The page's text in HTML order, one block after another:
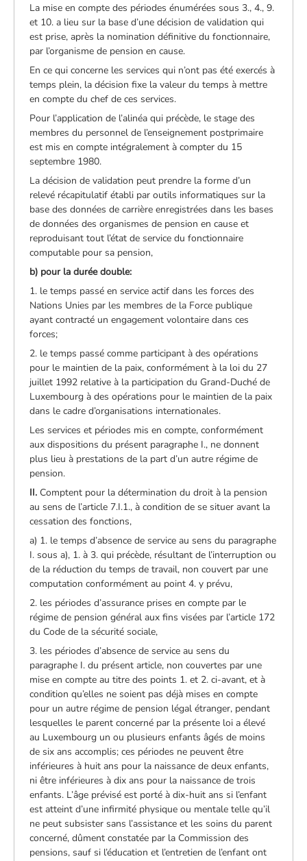
La mise en compte des périodes énumérées sous 3., 4., 9.
et 10. a lieu sur la base d’une décision de validation qui
est prise, après la nomination définitive du fonctionnaire,
par l’organisme de pension en cause.
En ce qui concerne les services qui n’ont pas été exercés à
temps plein, la décision fixe la valeur du temps à mettre
en compte du chef de ces services.
Pour l’application de l’alinéa qui précède, le stage des
membres du personnel de l’enseignement postprimaire
est mis en compte intégralement à compter du 15
septembre 1980.
La décision de validation peut prendre la forme d’un
relevé récapitulatif établi par outils informatiques sur la
base des données de carrière enregistrées dans les bases
de données des organismes de pension en cause et
reproduisant tout l’état de service du fonctionnaire
computable pour sa pension,
b) pour la durée double:
1. le temps passé en service actif dans les forces des
Nations Unies par les membres de la Force publique
ayant contracté un engagement volontaire dans ces
forces;
2. le temps passé comme participant à des opérations
pour le maintien de la paix, conformément à la loi du 27
juillet 1992 relative à la participation du Grand-Duché de
Luxembourg à des opérations pour le maintien de la paix
dans le cadre d’organisations internationales.
Les services et périodes mis en compte, conformément
aux dispositions du présent paragraphe I., ne donnent
plus lieu à prestations de la part d’un autre régime de
pension.
II. Comptent pour la détermination du droit à la pension
au sens de l’article 7.I.1., à condition de se situer avant la
cessation des fonctions,
a) 1. le temps d’absence de service au sens du paragraphe
I. sous a), 1. à 3. qui précède, résultant de l’interruption ou
de la réduction du temps de travail, non couvert par une
computation conformément au point 4. y prévu,
2. les périodes d’assurance prises en compte par le
régime de pension général aux fins visées par l’article 172
du Code de la sécurité sociale,
3. les périodes d’absence de service au sens du
paragraphe I. du présent article, non couvertes par une
mise en compte au titre des points 1. et 2. ci-avant, et à
condition qu’elles ne soient pas déjà mises en compte
pour un autre régime de pension légal étranger, pendant
lesquelles le parent concerné par la présente loi a élevé
au Luxembourg un ou plusieurs enfants âgés de moins
de six ans accomplis; ces périodes ne peuvent être
inférieures à huit ans pour la naissance de deux enfants,
ni être inférieures à dix ans pour la naissance de trois
enfants. L’âge prévisé est porté à dix-huit ans si l’enfant
est atteint d’une infirmité physique ou mentale telle qu’il
ne peut subsister sans l’assistance et les soins du parent
concerné, dûment constatée par la Commission des
pensions, sauf si l’éducation et l’entretien de l’enfant ont